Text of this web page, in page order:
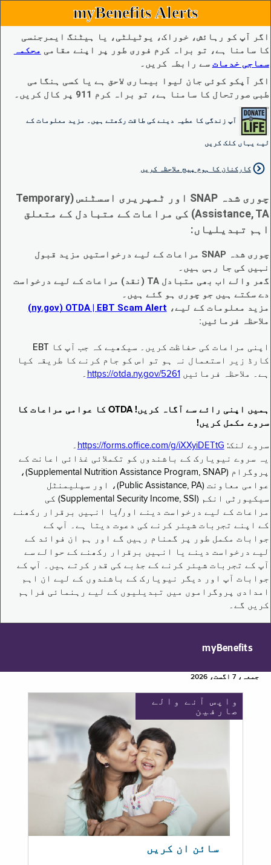
myBenefits Alerts
اگر آپ کو رہائش، خوراک، یوٹیلٹی، یا ہیٹنگ ایمرجنسی
کا سامنا ہے، تو براہ کرم فوری طور پر اپنے مقامی محکمہ
سماجی خدمات سے رابطہ کریں۔
اگر آپکو کوئی جان لیوا بیماری لاحق ہے یا کسی ہنگامی
طبی صورتحال کا سامنا ہے، تو براہ کرم 911 پر کال کریں۔
آپ زندگی کا عطیہ دینے کی طاقت رکھتے ہیں۔ مزید معلومات کے
لیے یہاں کلک کریں
کارکنان کا ہوم پیج ملاحظہ کریں
چوری شدہ SNAP اور ٹمپریری اسسٹنس (Temporary
Assistance, TA) کی مراعات کے متبادل کے متعلق
اہم تبدیلیاں:
چوری شدہ SNAP مراعات کے لیے درخواستیں مزید قبول
نہیں کی جا رہی ہیں۔
گھر والے اب بھی متبادل TA (نقد) مراعات کے لیے درخواست
دے سکتے ہیں جو چوری ہو گئے ہیں۔
مزید معلومات کے لیے، EBT Scam Alert ‏| OTDA ‏(ny.gov)
ملاحظہ فرمائیں:
اپنی مراعات کی حفاظت کریں۔ سیکھیے کہ جب آپ کا EBT
کارڈ زیر استعمال نہ ہو تو اس کو جام کرنے کا طریقہ کیا
ہے۔ ملاحظہ فرمائیں https://otda.ny.gov/5261 ۔
ہمیں اپنی رائے سے آگاہ کریں! OTDA کا عوامی مراعات کا
سروے مکمل کریں!
سروے لنک: https://forms.office.com/g/iXXyiDETtG ۔
یہ سروے نیویارک کے باشندوں کو تکملائی غذائی اعانت کے
پروگرام (Supplemental Nutrition Assistance Program, SNAP)،
عوامی معاونت (Public Assistance, PA)، اور سپلیمنٹل
سیکیورٹی انکم (Supplemental Security Income, SSI) کی
مراعات کے لیے درخواست دینے اور/یا انہیں برقرار رکھنے
کے اپنے تجربات شیئر کرنے کی دعوت دیتا ہے۔ آپ کے
جوابات مکمل طور پر گمنام رہیں گے اور ہم ان فوائد کے
لیے درخواست دینے یا انہیں برقرار رکھنے کے حوالے سے
آپ کے تجربات شیئر کرنے کے جذبے کی قدر کرتے ہیں۔ آپ کے
جوابات آپ اور دیگر نیویارک کے باشندوں کے لیے ان اہم
امدادی پروگراموں میں تبدیلیوں کے لیے رہنمائی فراہم
کریں گے۔
myBenefits
جمعہ، 7 اگست، 2026
واپس آنے والے
صارفین
سائن ان کریں